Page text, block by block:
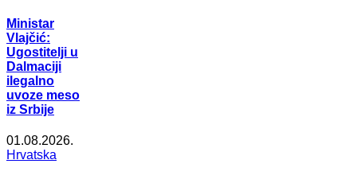
Ministar
Vlajčić:
Ugostitelji u
Dalmaciji
ilegalno
uvoze meso
iz Srbije
01.08.2026.
Hrvatska